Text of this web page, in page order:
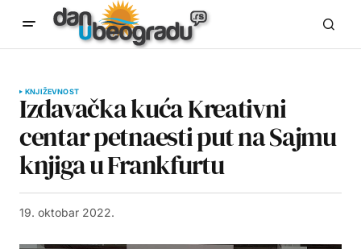
KNJIŽEVNOST
Izdavačka kuća Kreativni
centar petnaesti put na Sajmu
knjiga u Frankfurtu
19. oktobar 2022.